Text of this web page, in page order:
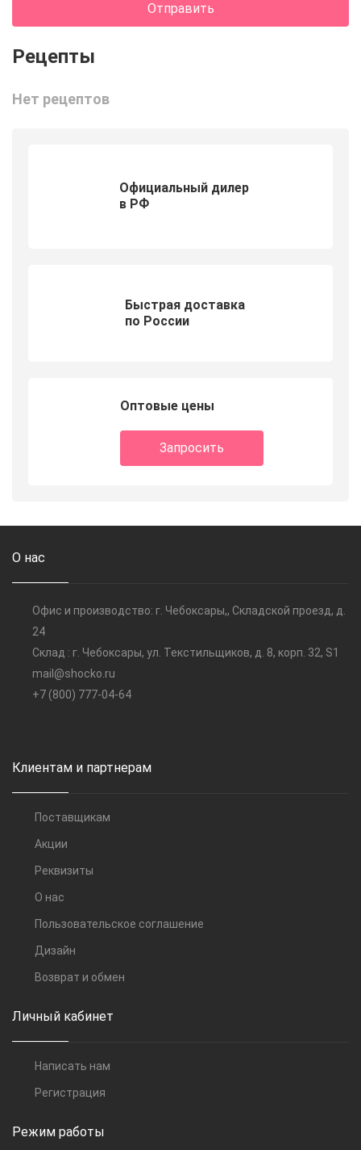
Отправить
Нет рецептов
Официальный дилер
в РФ
Быстрая доставка
по России
Оптовые цены
Запросить
О нас
Офис и производство: г. Чебоксары,, Складской проезд, д.
24
Склад : г. Чебоксары, ул. Текстильщиков, д. 8, корп. 32, S1
mail@shocko.ru
+7 (800) 777-04-64
Клиентам и партнерам
Поставщикам
Акции
Реквизиты
О нас
Пользовательское соглашение
Дизайн
Возврат и обмен
Личный кабинет
Написать нам
Регистрация
Режим работы